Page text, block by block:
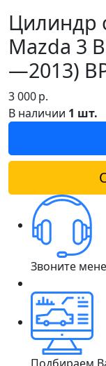
Цилиндр
Mazda 3
—2013)
3 000р.
В наличии 1 шт.
Звоните